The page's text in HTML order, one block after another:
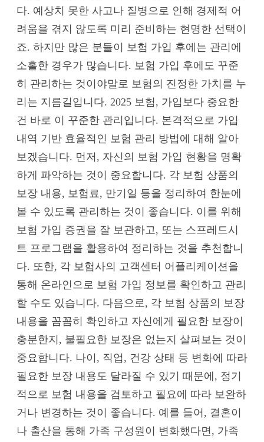
다. 예상치 못한 사고나 질병으로 인해 경제적 어
려움을 겪지 않도록 미리 준비하는 현명한 선택이
죠. 하지만 많은 분들이 보험 가입 후에는 관리에
소홀한 경우가 많습니다. 보험 가입 후에도 꾸준
히 관리하는 것이야말로 보험의 진정한 가치를 누
리는 지름길입니다. 2025 보험, 가입보다 중요한
건 바로 이 꾸준한 관리입니다. 본격적으로 가입
내역 기반 효율적인 보험 관리 방법에 대해 알아
보겠습니다. 먼저, 자신의 보험 가입 현황을 명확
하게 파악하는 것이 중요합니다. 각 보험 상품의
보장 내용, 보험료, 만기일 등을 정리하여 한눈에
볼 수 있도록 관리하는 것이 좋습니다. 이를 위해
보험 가입 증권을 잘 보관하고, 또는 스프레드시
트 프로그램을 활용하여 정리하는 것을 추천합니
다. 또한, 각 보험사의 고객센터 어플리케이션을
통해 온라인으로 보험 가입 정보를 확인하고 관리
할 수도 있습니다. 다음으로, 각 보험 상품의 보장
내용을 꼼꼼히 확인하고 자신에게 필요한 보장이
충분한지, 불필요한 보장은 없는지 살펴보는 것이
중요합니다. 나이, 직업, 건강 상태 등 변화에 따라
필요한 보장 내용도 달라질 수 있기 때문에, 정기
적으로 보험 내용을 검토하고 필요에 따라 보완하
거나 변경하는 것이 좋습니다. 예를 들어, 결혼이
나 출산을 통해 가족 구성원이 변화했다면, 가족